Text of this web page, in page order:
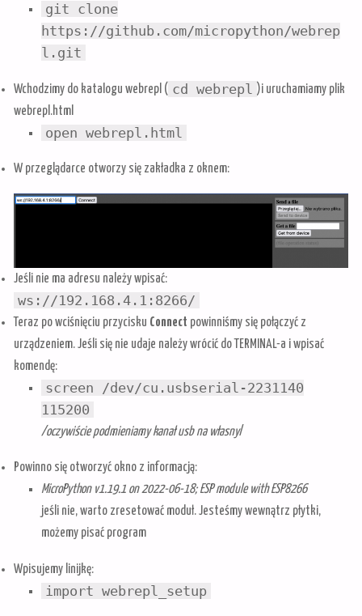
git clone
https://github.com/micropython/webrep
l.git
Wchodzimy do katalogu webrepl ( cd webrepl
)i uruchamiamy plik
webrepl.html
open webrepl.html
W przeglądarce otworzy się zakładka z oknem:
Jeśli nie ma adresu należy wpisać:
ws://192.168.4.1:8266/
Teraz po wciśnięciu przycisku Connect powinniśmy się połączyć z
urządzeniem. Jeśli się nie udaje należy wrócić do TERMINAL-a i wpisać
komendę:
screen /dev/cu.usbserial-2231140
115200
/oczywiście podmieniamy kanał usb na własny/
Powinno się otworzyć okno z informacją:
MicroPython v1.19.1 on 2022-06-18; ESP module with ESP8266
jeśli nie, warto zresetować moduł. Jesteśmy wewnątrz płytki,
możemy pisać program
Wpisujemy linijkę:
import webrepl_setup